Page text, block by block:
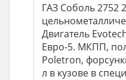
ГАЗ Соболь 2752
Двигатель
Евро-5. МКПП,
Poletron,
л в кузове в